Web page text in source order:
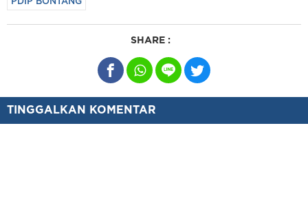
SHARE :
TINGGALKAN KOMENTAR